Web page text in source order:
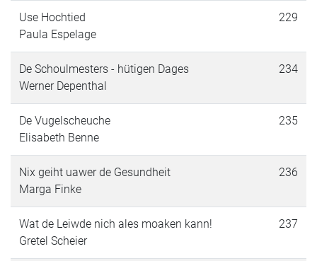
Use Hochtied
Paula Espelage
229
De Schoulmesters - hütigen Dages
Werner Depenthal
234
De Vugelscheuche
Elisabeth Benne
235
Nix geiht uawer de Gesundheit
Marga Finke
236
Wat de Leiwde nich ales moaken kann!
Gretel Scheier
237